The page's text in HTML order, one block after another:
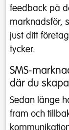
feedback på
marknadsför,
just ditt
tycker.
SMS-
där du
Sedan länge
fram och